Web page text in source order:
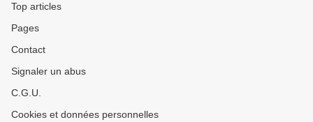
Top articles
Pages
Contact
Signaler un abus
C.G.U.
Cookies et données personnelles